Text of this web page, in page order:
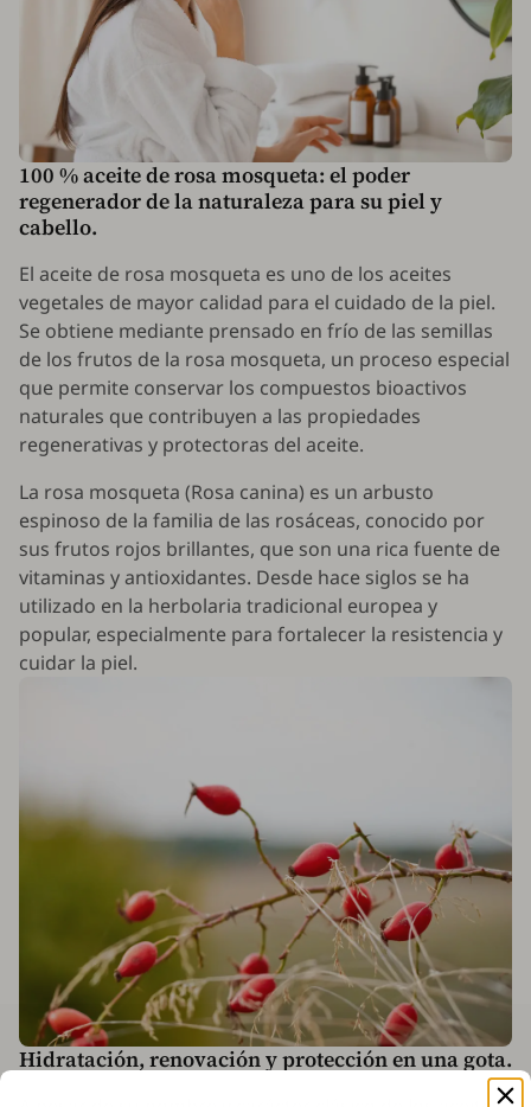
100 % aceite de rosa mosqueta: el poder
regenerador de la naturaleza para su piel y
cabello.
El aceite de rosa mosqueta es uno de los aceites
vegetales de mayor calidad para el cuidado de la piel.
Se obtiene mediante prensado en frío de las semillas
de los frutos de la rosa mosqueta, un proceso especial
que permite conservar los compuestos bioactivos
naturales que contribuyen a las propiedades
regenerativas y protectoras del aceite.
La rosa mosqueta (Rosa canina) es un arbusto
espinoso de la familia de las rosáceas, conocido por
sus frutos rojos brillantes, que son una rica fuente de
vitaminas y antioxidantes. Desde hace siglos se ha
utilizado en la herbolaria tradicional europea y
popular, especialmente para fortalecer la resistencia y
cuidar la piel.
Hidratación, renovación y protección en una gota.